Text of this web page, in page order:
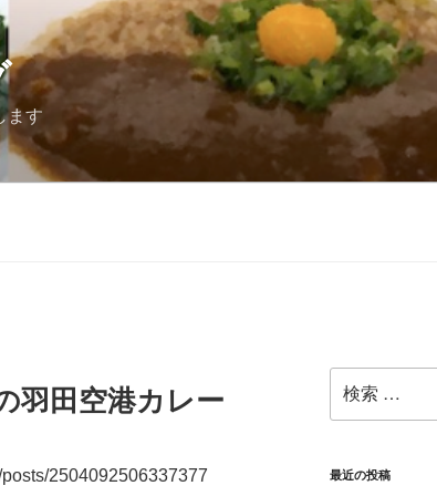
ます
羽田空港カレー
2504092506337377
索:
最近の投稿